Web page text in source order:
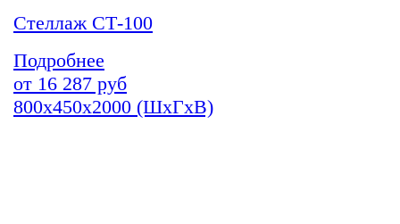
Стеллаж СТ-100
Подробнее
от 16 287 руб
800х450х2000 (ШхГхВ)